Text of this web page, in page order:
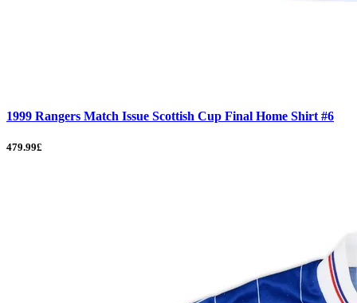
1999 Rangers Match Issue Scottish Cup Final Home Shirt #6
479.99£